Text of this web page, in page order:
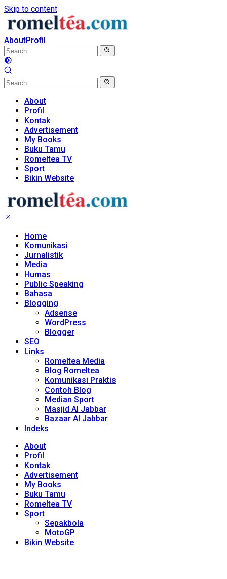
Skip to content
AboutProfil
About
Profil
Kontak
Advertisement
My Books
Buku Tamu
Romeltea TV
Sport
Bikin Website
Home
Komunikasi
Jurnalistik
Media
Humas
Public Speaking
Bahasa
Blogging
Adsense
WordPress
Blogger
SEO
Links
Romeltea Media
Blog Romeltea
Komunikasi Praktis
Contoh Blog
Median Sport
Masjid Al Jabbar
Bazaar Al Jabbar
Indeks
About
Profil
Kontak
Advertisement
My Books
Buku Tamu
Romeltea TV
Sport
Sepakbola
MotoGP
Bikin Website